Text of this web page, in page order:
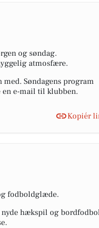
og søndag.
atmosfære.
Søndagens program
en e-mail til klubben.
Kopiér
fodboldglæde.
nyde hækspil og